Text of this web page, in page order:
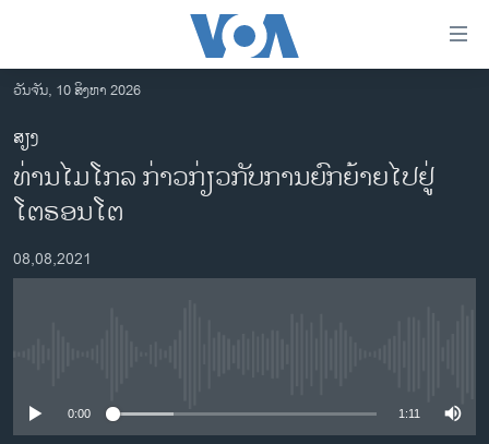
ເຂົ້າ
ຫາ
ຂ້າມ
ຂ້າມ
ຂ້າມ
ຫາ
ຊອກ
ລາວ
ອາເມຣິກາ
ຂ່າວ​ຈີນ
ຊີວິດຊາວລາວ
ວັນຈັນ, 10 ສິງຫາ 2026
ສຽງ
ທ່ານໄມໂກລ ກ່າວກ່ຽວກັບການຍົກຍ້າຍໄປຢູ່
ໂຕຣອນໂຕ
08,08,2021
0:00 1:11